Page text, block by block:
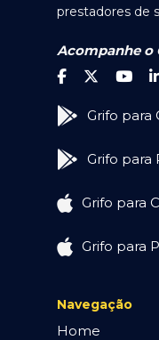
prestadores de
Acompanhe o
Grifo para
Grifo para
Grifo para
Grifo para
Navegação
Home